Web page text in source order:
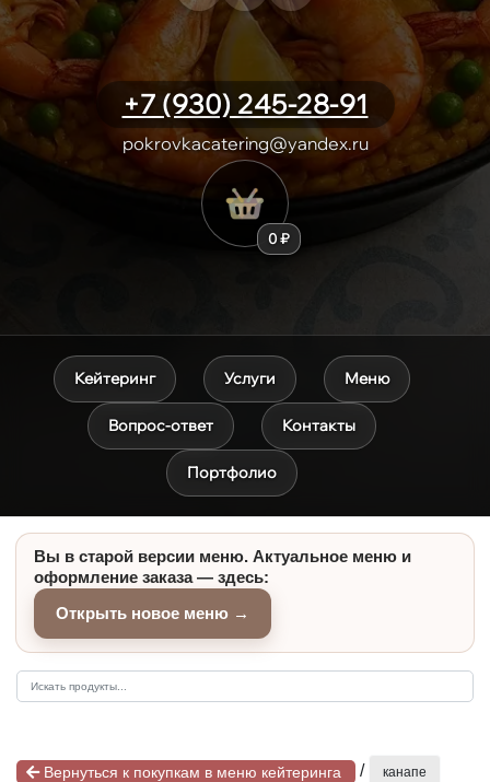
+7 (930) 245-28-91
pokrovkacatering@yandex.ru
0 ₽
Кейтеринг Услуги Меню
Вопрос-ответ Контакты
Портфолио
Вы в старой версии меню. Актуальное меню и
оформление заказа — здесь:
Открыть новое меню →
Вернуться к покупкам в меню кейтеринга / канапе